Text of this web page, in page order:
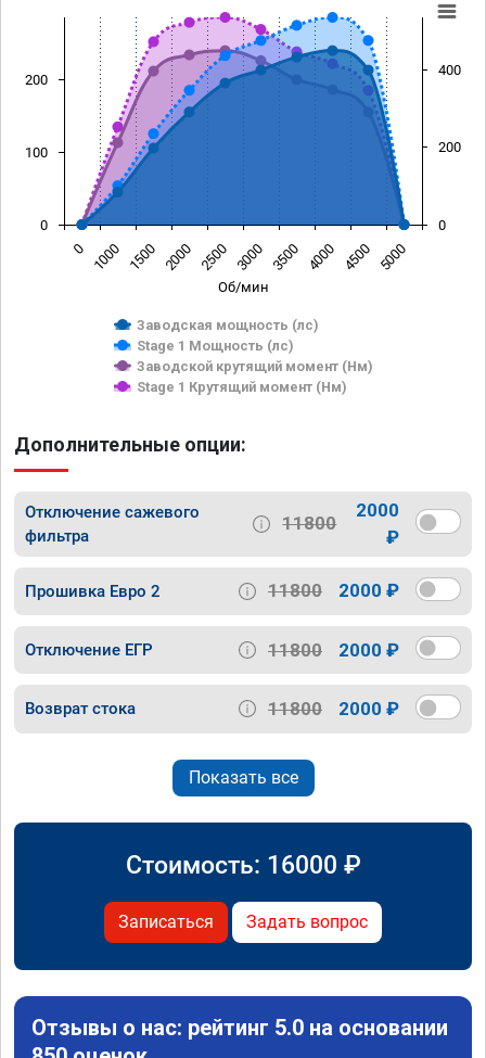
Об/мин
Заводская мощность (лс)
Stage 1 Мощность (лс)
Заводской крутящий момент (Нм)
Stage 1 Крутящий момент (Нм)
0 1000 1500 2000 2500 3000 3500 4000 4500 5000
0
100
200
0
200
400
Дополнительные опции:
Отключение сажевого
фильтра
11800
2000
₽
Прошивка Евро 2 11800 2000 ₽
Отключение ЕГР 11800 2000 ₽
Возврат стока 11800 2000 ₽
Показать все
Стоимость: 16000 ₽
Записаться Задать вопрос
Отзывы о нас: рейтинг 5.0 на основании